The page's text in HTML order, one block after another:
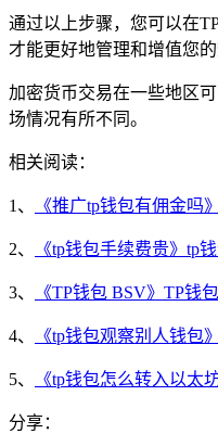
通过以上步骤，您可以在
才能更好地管理和增值您
加密货币交易在一些地区
场情况有所不同。
相关阅读：
1、 《推广tp钱包有佣金吗
2、 《tp钱包手续费贵》tp
3、 《TP钱包 BSV》TP钱
4、 《tp钱包观察别人钱包
5、 《tp钱包怎么转入以太
分享：